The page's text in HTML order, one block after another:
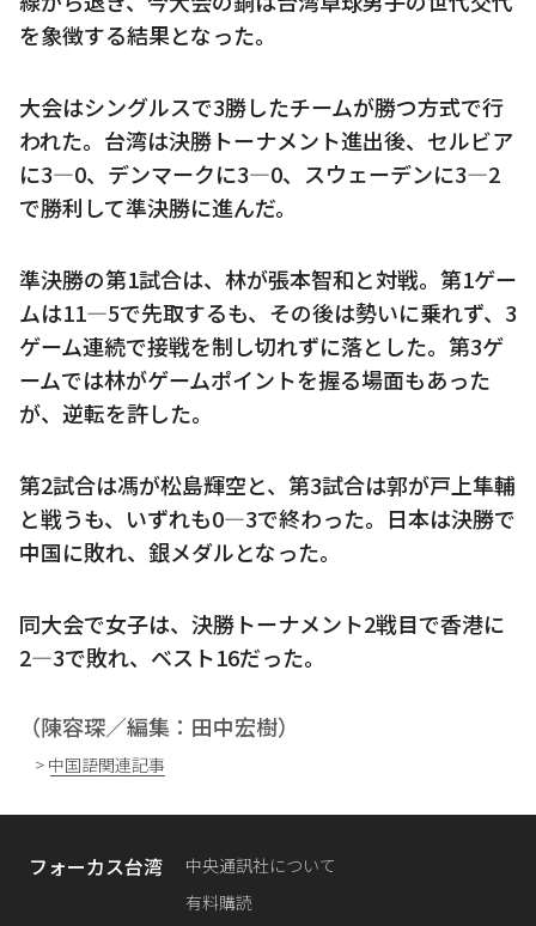
を象徴する結果となった。
大会はシングルスで3勝したチームが勝つ方式で行
われた。台湾は決勝トーナメント進出後、セルビア
に3―0、デンマークに3―0、スウェーデンに3―2
で勝利して準決勝に進んだ。
準決勝の第1試合は、林が張本智和と対戦。第1ゲー
ムは11―5で先取するも、その後は勢いに乗れず、3
ゲーム連続で接戦を制し切れずに落とした。第3ゲ
ームでは林がゲームポイントを握る場面もあった
が、逆転を許した。
第2試合は馮が松島輝空と、第3試合は郭が戸上隼輔
と戦うも、いずれも0―3で終わった。日本は決勝で
中国に敗れ、銀メダルとなった。
同大会で女子は、決勝トーナメント2戦目で香港に
2―3で敗れ、ベスト16だった。
（陳容琛／編集：田中宏樹）
> 中国語関連記事
フォーカス台湾
中央通訊社について
有料購読